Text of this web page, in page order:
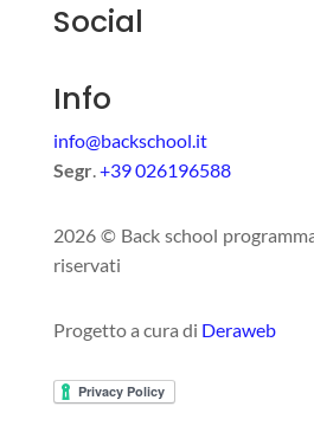
Social
Info
info@backschool.it
Segr.+39 026196588
2026 © Back school
riservati
Progetto a cura di Deraweb